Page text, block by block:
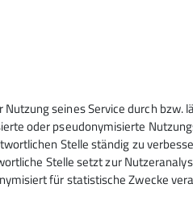
Sektion
Deutschen
Von-der-Tann-Str. 1 a
83022 Rosenheim
seines Service durch bzw.
oder pseudonymisierte
Stelle ständig zu
Stelle setzt zur
für statistische Zwecke